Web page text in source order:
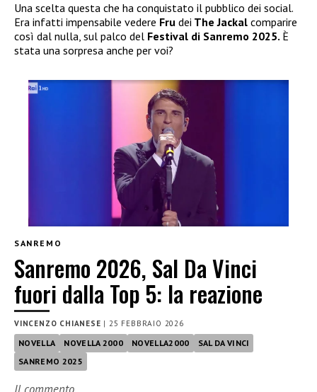
Una scelta questa che ha conquistato il pubblico dei social.
Era infatti impensabile vedere Fru dei The Jackal comparire
così dal nulla, sul palco del Festival di Sanremo 2025. È
stata una sorpresa anche per voi?
SANREMO
Sanremo 2026, Sal Da Vinci
fuori dalla Top 5: la reazione
VINCENZO CHIANESE | 25 FEBBRAIO 2026
NOVELLA NOVELLA 2000 NOVELLA2000
SAL DA VINCI
SANREMO 2025